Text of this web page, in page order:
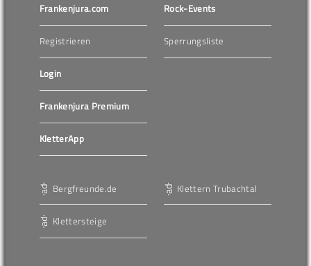
Frankenjura.com
Registrieren
Login
Frankenjura Premium
KletterApp
Rock-Events
Sperrungsliste
Bergfreunde.de
Klettersteige
Klettern Trubachtal